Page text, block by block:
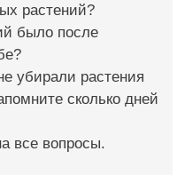
растений?
было после
убирали растения
сколько дней
все вопросы.